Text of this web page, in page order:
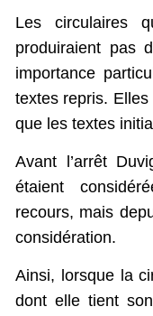
Les circulaires
produiraient pas
importance
textes repris.
que les textes
Avant l’arrêt
étaient
recours, mais
considération.
Ainsi, lorsque la
dont elle tient